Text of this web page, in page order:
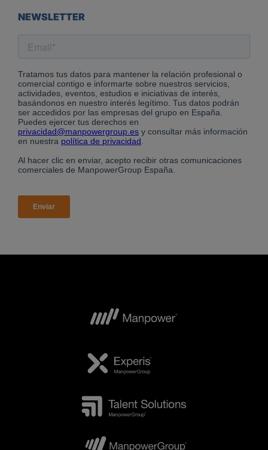
NEWSLETTER